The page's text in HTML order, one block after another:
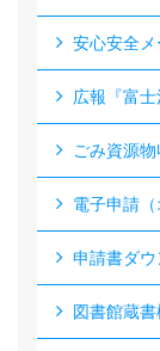
安心安全メ
広報『富士
ごみ資源
電子申請（
申請書ダウ
図書館蔵